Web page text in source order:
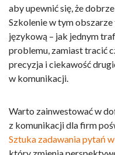
aby upewnić się, że
Szkolenie w tym
językową – jak jednym
problemu, zamiast tracić
precyzja i ciekawość
w komunikacji.
Warto zainwestować w
z komunikacji dla firm
Sztuka zadawania pytań